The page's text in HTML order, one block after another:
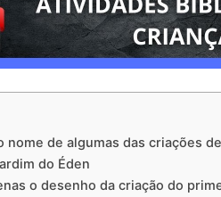
nome de algumas das criações
do Éden
o desenho da criação do